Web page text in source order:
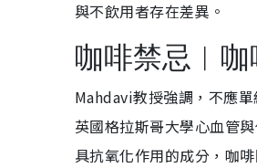
與不飲用者存在差異。
咖啡禁忌︱
Mahdavi教授強調，不應
英國格拉斯哥大學心血管
具抗氧化作用的成分，咖